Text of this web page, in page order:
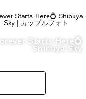
がございます
Starts Here💍
Shibuya Sky